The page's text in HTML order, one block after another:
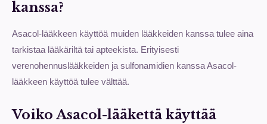
kanssa?
Asacol-lääkkeen käyttöä muiden lääkkeiden kanssa tulee aina
tarkistaa lääkäriltä tai apteekista. Erityisesti
verenohennuslääkkeiden ja sulfonamidien kanssa Asacol-
lääkkeen käyttöä tulee välttää.
Voiko Asacol-lääkettä käyttää